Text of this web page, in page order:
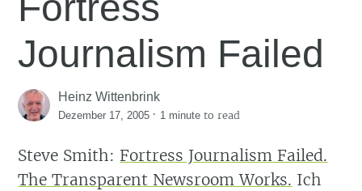
Journalism Failed
Heinz Wittenbrink
Dezember 17, 2005 · 1 minute to read
Steve Smith: Fortress Journalism Failed.
The Transparent Newsroom Works. Ich